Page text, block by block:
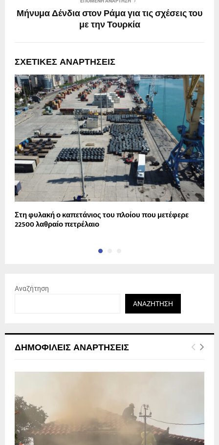
Μήνυμα Δένδια στον Ράμα για τις σχέσεις του
με την Τουρκία
ΣΧΕΤΙΚΈΣ ΑΝΑΡΤΉΣΕΙΣ
Στη φυλακή ο καπετάνιος του πλοίου που μετέφερε
22500 λαθραίο πετρέλαιο
Αναζήτηση
ΑΝΑΖΉΤΗΣΗ
ΔΗΜΟΦΙΛΕΊΣ ΑΝΑΡΤΉΣΕΙΣ